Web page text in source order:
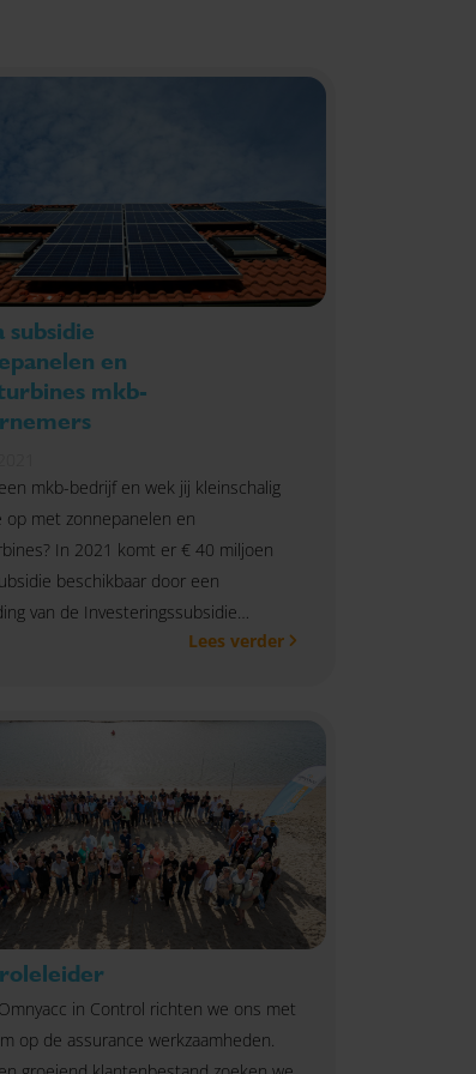
subsidie
en
mkb-
mkb-bedrijf en wek jij kleinschalig
op met zonnepanelen en
In 2021 komt er € 40 miljoen
beschikbaar door een
van de Investeringssubsidie
energie en energiebesparing (ISDE).
Lees verder
in Control richten we ons met
op de assurance werkzaamheden.